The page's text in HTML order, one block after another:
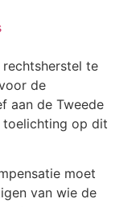
te
de
aan de Tweede
toelichting op dit
moet
van wie de